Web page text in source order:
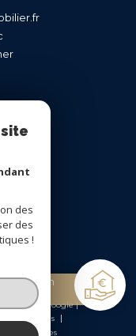
by Google |
légales
Cookies
Estimation
gratuite
des
des
!